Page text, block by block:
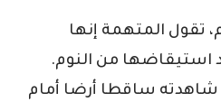
تقول المتهمة إنها
من النوم.
ساقطا أرضا أمام